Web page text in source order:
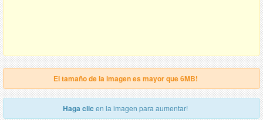
El tamaño de la imagen es mayor que 6MB!
Haga clic en la imagen para aumentar!